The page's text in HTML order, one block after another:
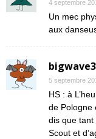
4 septembre
Un mec
aux
5 septembre
HS : à
de Pologne
dis que
Scout et